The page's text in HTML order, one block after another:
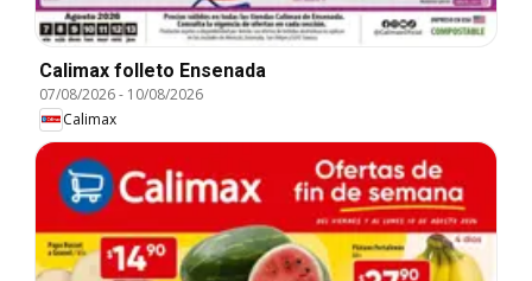
Calimax folleto Ensenada
07/08/2026- 10/08/2026
Calimax